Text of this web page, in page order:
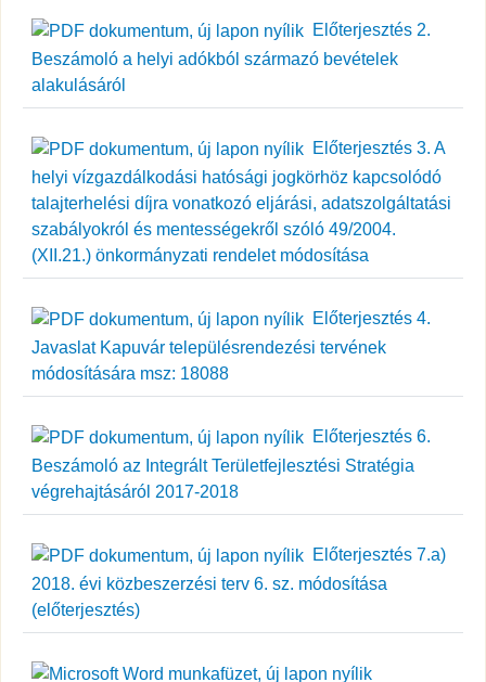
Előterjesztés 2.
Beszámoló a helyi adókból származó bevételek
alakulásáról
Előterjesztés 3. A
helyi vízgazdálkodási hatósági jogkörhöz kapcsolódó
talajterhelési díjra vonatkozó eljárási, adatszolgáltatási
szabályokról és mentességekről szóló 49/2004.
(XII.21.) önkormányzati rendelet módosítása
Előterjesztés 4.
Javaslat Kapuvár településrendezési tervének
módosítására msz: 18088
Előterjesztés 6.
Beszámoló az Integrált Területfejlesztési Stratégia
végrehajtásáról 2017-2018
Előterjesztés 7.a)
2018. évi közbeszerzési terv 6. sz. módosítása
(előterjesztés)